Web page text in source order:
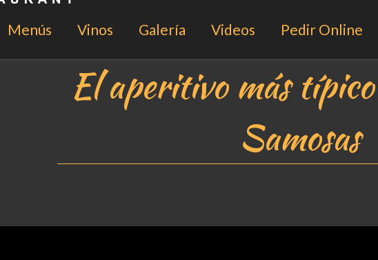
Menús Vinos Galería Videos Pedir Online
El aperitivo más
Samosas